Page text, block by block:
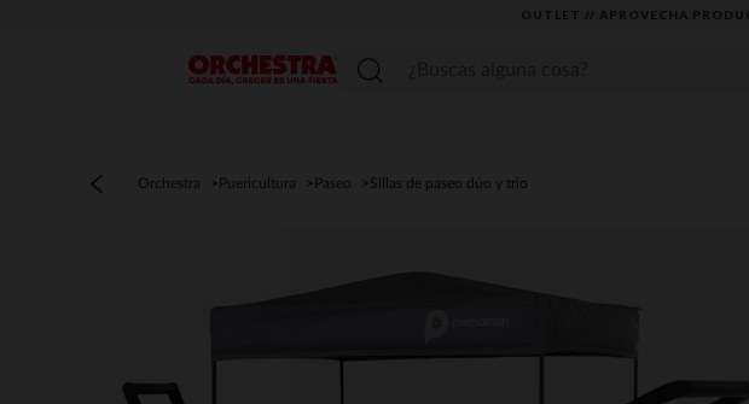
OUTLET // APROVECHA
Menú
Orchestra Puericultura Paseo Sillas de paseo dúo y trio